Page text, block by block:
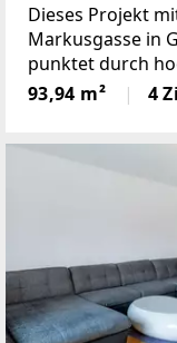
Dieses Projekt
Markusgasse in
punktet durch
Grundrisse der
rund 63 und
93,94 m² 4